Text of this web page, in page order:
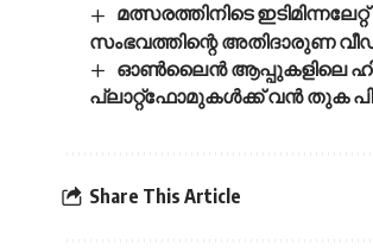
മത്സരത്തിനിടെ
സംഭവത്തിന്റെ അതിദാരുണ
ഓൺലൈൻ ആപ്പുകളിലെ ഹിഡൻ
പ്ലാറ്റ്‌ഫോമുകൾക്ക് വൻ തുക
Share This Article